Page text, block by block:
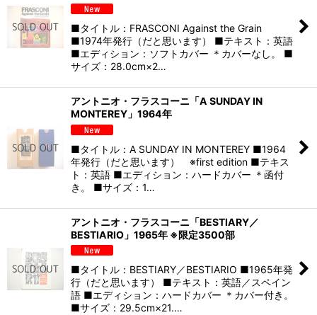
■タイトル：FRASCONI Against the Grain
■1974年発行（だと思います） ■テキスト：英語
■エディション：ソフトカバー ＊カバーなし。 ■
サイズ：28.0cm×2…
アントニオ・フラスコーニ「A SUNDAY IN
MONTEREY」1964年
■タイトル：A SUNDAY IN MONTEREY ■1964
年発行（だと思います） ※first edition ■テキス
ト：英語 ■エディション：ハードカバー ＊函付
き。 ■サイズ：1…
アントニオ・フラスコーニ「BESTIARY／
BESTIARIO」1965年 ※限定3500部
■タイトル：BESTIARY／BESTIARIO ■1965年発
行（だと思います） ■テキスト：英語／スペイン
語 ■エディション：ハードカバー ＊カバー付き。
■サイズ：29.5cm×21.…